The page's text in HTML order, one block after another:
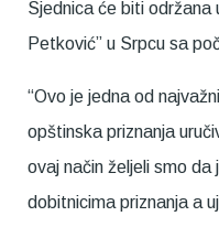
Sjednica će biti održana
Petković” u Srpcu sa
“Ovo je jedna od
opštinska priznanja
ovaj način željeli smo da
dobitnicima priznanja a